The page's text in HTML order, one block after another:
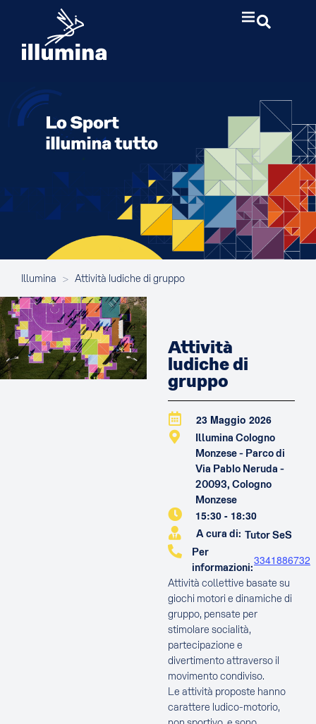
Illumina > Attività ludiche di gruppo
Attività
ludiche di
gruppo
23 Maggio 2026
Illumina Cologno
Monzese - Parco di
Via Pablo Neruda -
20093, Cologno
Monzese
15:30 - 18:30
A cura di: Tutor SeS
Per
informazioni:
3341886732
Attività collettive basate su
giochi motori e dinamiche di
gruppo, pensate per
stimolare socialità,
partecipazione e
divertimento attraverso il
movimento condiviso.
Le attività proposte hanno
carattere ludico-motorio,